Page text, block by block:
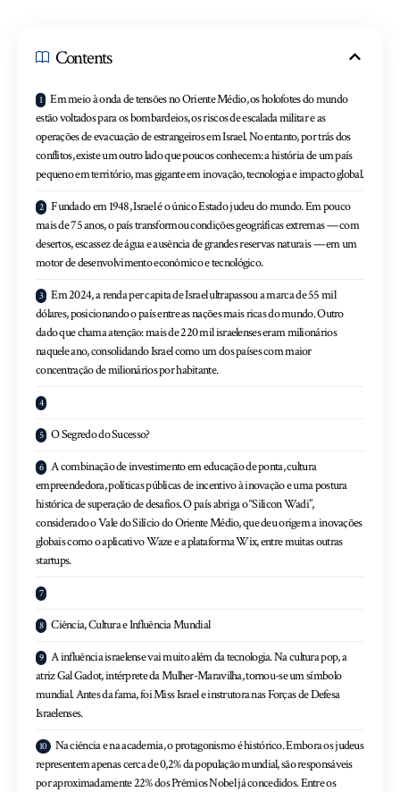
Contents
Em meio à onda de tensões no Oriente Médio, os holofotes do mundo
estão voltados para os bombardeios, os riscos de escalada militar e as
operações de evacuação de estrangeiros em Israel. No entanto, por trás dos
conflitos, existe um outro lado que poucos conhecem: a história de um país
pequeno em território, mas gigante em inovação, tecnologia e impacto global.
Fundado em 1948, Israel é o único Estado judeu do mundo. Em pouco
mais de 75 anos, o país transformou condições geográficas extremas — com
desertos, escassez de água e ausência de grandes reservas naturais — em um
motor de desenvolvimento econômico e tecnológico.
Em 2024, a renda per capita de Israel ultrapassou a marca de 55 mil
dólares, posicionando o país entre as nações mais ricas do mundo. Outro
dado que chama atenção: mais de 220 mil israelenses eram milionários
naquele ano, consolidando Israel como um dos países com maior
concentração de milionários por habitante.
O Segredo do Sucesso?
A combinação de investimento em educação de ponta, cultura
empreendedora, políticas públicas de incentivo à inovação e uma postura
histórica de superação de desafios. O país abriga o “Silicon Wadi”,
considerado o Vale do Silício do Oriente Médio, que deu origem a inovações
globais como o aplicativo Waze e a plataforma Wix, entre muitas outras
startups.
Ciência, Cultura e Influência Mundial
A influência israelense vai muito além da tecnologia. Na cultura pop, a
atriz Gal Gadot, intérprete da Mulher-Maravilha, tornou-se um símbolo
mundial. Antes da fama, foi Miss Israel e instrutora nas Forças de Defesa
Israelenses.
Na ciência e na academia, o protagonismo é histórico. Embora os judeus
representem apenas cerca de 0,2% da população mundial, são responsáveis
por aproximadamente 22% dos Prêmios Nobel já concedidos. Entre os